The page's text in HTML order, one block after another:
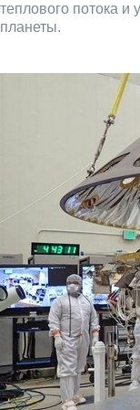
теплового потока и
планеты.